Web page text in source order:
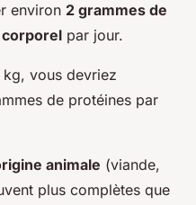
environ 2 grammes de
par jour.
vous devriez
de protéines par
animale (viande,
plus complètes que